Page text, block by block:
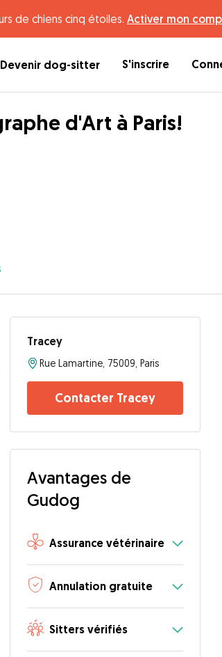
de chiens cinq étoiles. Activer mon
Devenir dog-sitter S'inscrire
d'Art à Paris!
photos
Tracey
Rue Lamartine, 75009, Paris
Contacter Tracey
Avantages de
Gudog
Assurance vétérinaire
Annulation gratuite
Sitters vérifiés